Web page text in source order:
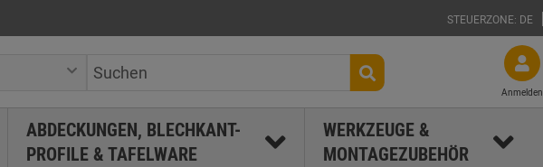
STEUERZONE: DE
Anmelden
ABDECKUNGEN, BLECHKANT-
PROFILE & TAFELWARE
WERKZEUGE &
MONTAGEZUBEHÖR